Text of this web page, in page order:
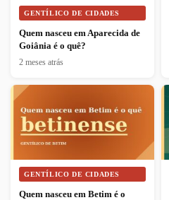
GENTÍLICO DE CIDADES
Quem nasceu em Aparecida de
Goiânia é o quê?
2 meses atrás
GENTÍLICO DE CIDADES
Quem nasceu em Betim é o